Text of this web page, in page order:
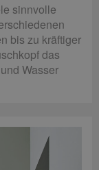
sinnvolle
bis zu kräftiger
das
Wasser